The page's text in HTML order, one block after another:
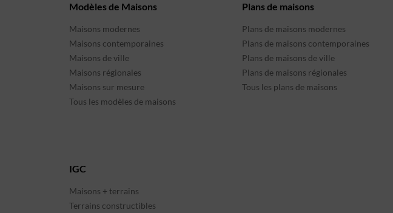
Modèles de Maisons
Maisons modernes
Maisons contemporaines
Maisons de ville
Maisons régionales
Maisons sur mesure
Tous les modèles de maisons
Plans de maisons
Plans de maisons modernes
Plans de maisons contemporaines
Plans de maisons de ville
Plans de maisons régionales
Tous les plans de maisons
IGC
Maisons + terrains
Terrains constructibles